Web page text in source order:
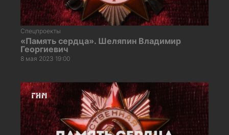
Спецпроекты
«Память сердца». Шеляпин Владимир
Георгиевич
8 мая 2023 19:00